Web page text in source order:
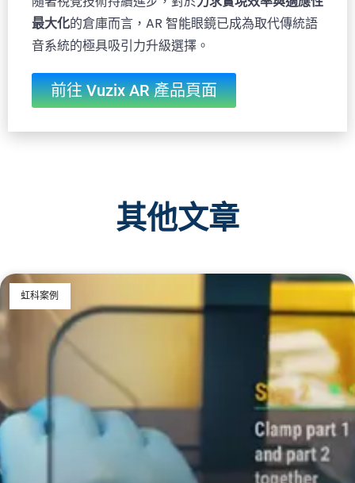
最大化的倉庫而言，AR 智能眼鏡已成為取代傳統語
音系統的極具吸引力升級選擇。
前往 Vuzix AR 產品頁面
其他文章
虹科案例